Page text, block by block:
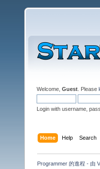
Welcome, Guest . Please
Login with username,
Home Help Search
Programmer 的進程 - 由